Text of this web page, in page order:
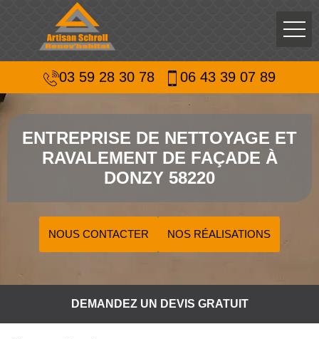
03 59 28 30 78 06 43 39 07 89
ENTREPRISE DE NETTOYAGE ET
RAVALEMENT DE FAÇADE À
DONZY 58220
NOUS CONTACTER NOS RÉALISATIONS
DEMANDEZ UN DEVIS GRATUIT